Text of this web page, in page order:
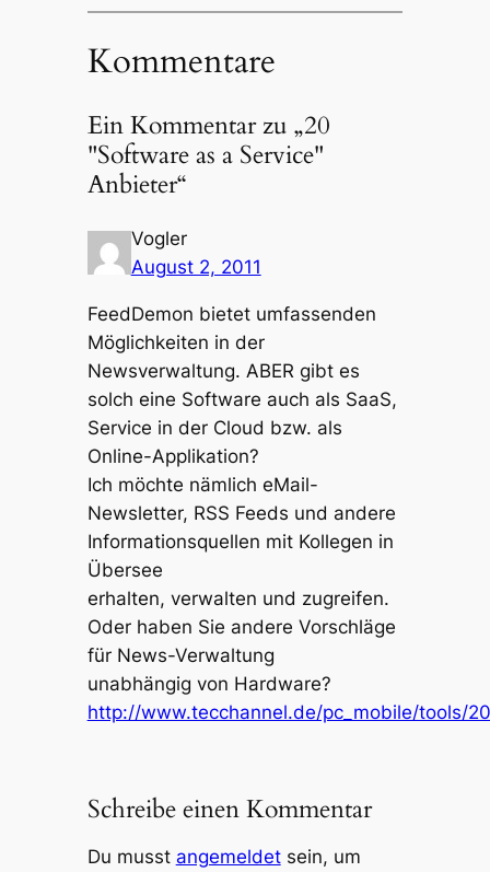
Kommentare
Ein Kommentar zu „20
"Software as a Service"
Anbieter“
Vogler
August 2, 2011
FeedDemon bietet umfassenden
Möglichkeiten in der
Newsverwaltung. ABER gibt es
solch eine Software auch als SaaS,
Service in der Cloud bzw. als
Online-Applikation?
Ich möchte nämlich eMail-
Newsletter, RSS Feeds und andere
Informationsquellen mit Kollegen in
Übersee
erhalten, verwalten und zugreifen.
Oder haben Sie andere Vorschläge
für News-Verwaltung
unabhängig von Hardware?
http://www.tecchannel.de/pc_mobile/tools/
Schreibe einen Kommentar
Du musst angemeldetsein, um